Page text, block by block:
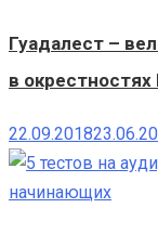
Гуадалест –
в
22.09.2018